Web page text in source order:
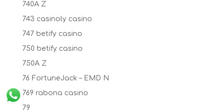
740A Z
743 casinoly casino
747 betify casino
750 betify casino
750A Z
76 FortuneJack – EMD N
769 rabona casino
79